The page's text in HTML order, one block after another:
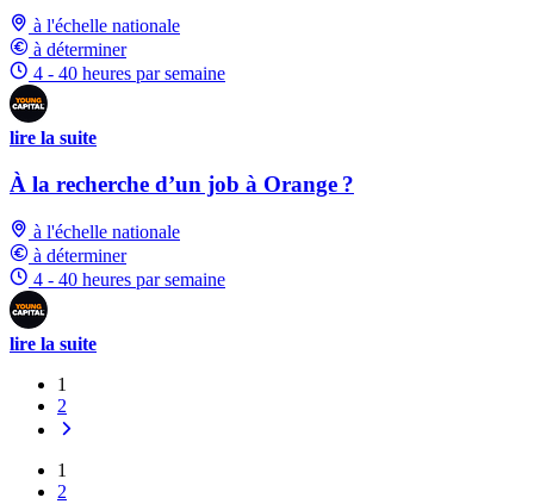
à l'échelle nationale
à déterminer
4 - 40 heures par semaine
lire la suite
À la recherche d’un job à Orange ?
à l'échelle nationale
à déterminer
4 - 40 heures par semaine
lire la suite
1
2
1
2